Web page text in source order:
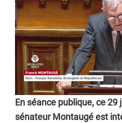
En séance publique, ce 29
sénateur Montaugé est